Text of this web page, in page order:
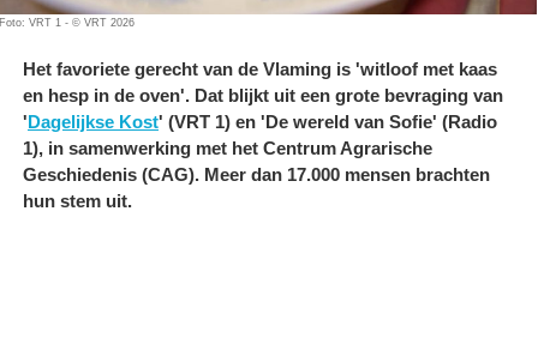
Foto: VRT 1 - © VRT 2026
Het favoriete gerecht van de Vlaming is 'witloof met kaas
en hesp in de oven'. Dat blijkt uit een grote bevraging van
'Dagelijkse Kost' (VRT 1) en 'De wereld van Sofie' (Radio
1), in samenwerking met het Centrum Agrarische
Geschiedenis (CAG). Meer dan 17.000 mensen brachten
hun stem uit.